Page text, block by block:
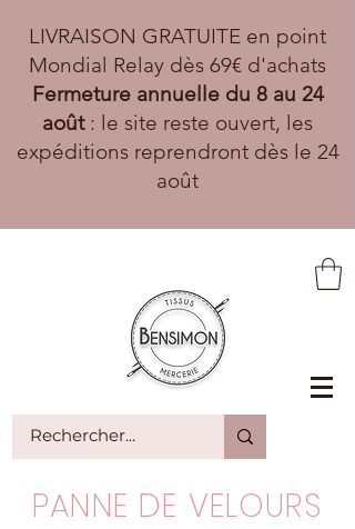
LIVRAISON GRATUITE en point
Mondial Relay dès 69€ d'achats
Fermeture annuelle du 8 au 24
août: le site reste ouvert, les
expéditions reprendront dès le 24
août
PANNE DE VELOURS